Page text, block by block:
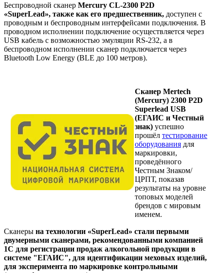
Беспроводной сканер Mercury CL-2300 P2D
«SuperLead», также как его предшественник, доступен с
проводным и беспроводным интерфейсами подключения. В
проводном исполнении подключение осуществляется через
USB кабель с возможностью эмуляции RS-232, а в
беспроводном исполнении сканер подключается через
Bluetooth Low Energy (BLE до 100 метров).
Сканер Mertech
(Mercury) 2300 P2D
Superlead USB
(ЕГАИС и Честный
знак) успешно
прошёл тестирование
оборудования для
маркировки,
проведённого
Честным Знаком/
ЦРПТ, показав
результаты на уровне
топовых моделей
брендов с мировым
именем.
Сканеры на технологии «SuperLead» стали первыми
двумерными сканерами, рекомендованными компанией
1С для регистрации продаж алкогольной продукции в
системе "ЕГАИС", для идентификации меховых изделий,
для эксперимента по маркировке контрольными